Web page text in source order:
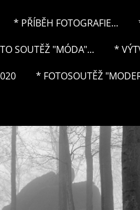
* PŘÍBĚH FOTOGRAFIE...
SOUTĚŽ "MÓDA"... *
* FOTOSOUTĚŽ